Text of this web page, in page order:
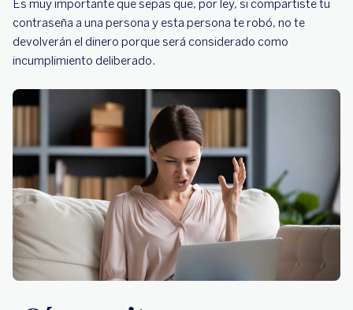
Es muy importante que sepas que, por ley, si compartiste tu
contraseña a una persona y esta persona te robó, no te
devolverán el dinero porque será considerado como
incumplimiento deliberado.